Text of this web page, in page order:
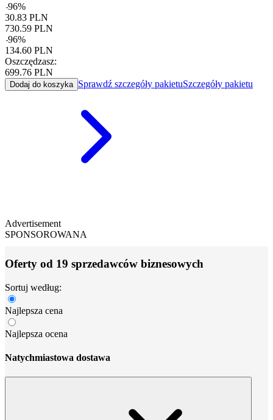
-96%
30.83 PLN
730.59 PLN
-96%
134.60 PLN
Oszczędzasz:
699.76 PLN
Dodaj do koszyka Sprawdź szczegóły pakietuSzczegóły pakietu
Advertisement
SPONSOROWANA
Oferty od 19 sprzedawców biznesowych
Sortuj według:
Najlepsza cena
Najlepsza ocena
Natychmiastowa dostawa